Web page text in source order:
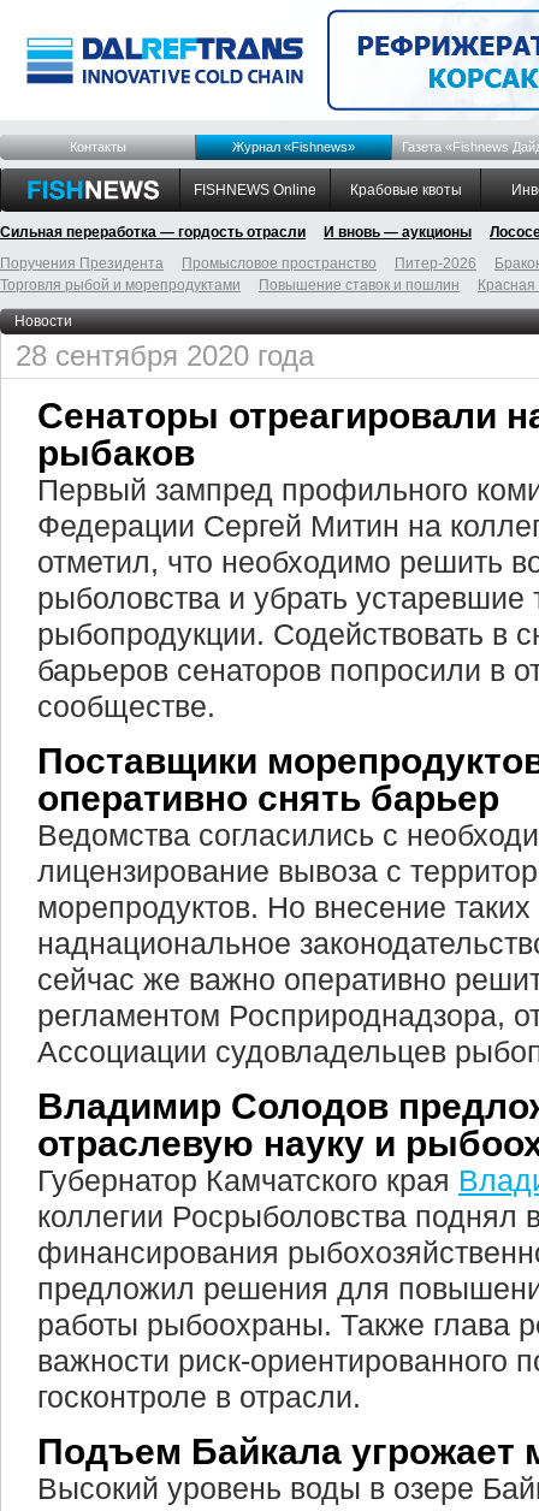
Контакты Журнал «Fishnews» Газета «Fishnews
FISHNEWS Online Крабовые квоты
Сильная переработка — гордость отрасли И вновь — аукционы
Поручения Президента
Промысловое пространство Питер-2026
Торговля рыбой и морепродуктами
Повышение ставок и пошлин
Новости
28 сентября 2020 года
Сенаторы отреагировали
рыбаков
Первый зампред профильного
Федерации Сергей Митин на
отметил, что необходимо решить
рыболовства и убрать устаревшие
рыбопродукции. Содействовать в
барьеров сенаторов попросили в
сообществе.
Поставщики
оперативно снять барьер
Ведомства согласились с
лицензирование вывоза с
морепродуктов. Но внесение
наднациональное
сейчас же важно оперативно
регламентом Росприроднадзора,
Ассоциации судовладельцев
Владимир Солодов
отраслевую науку и
Губернатор Камчатского края
коллегии Росрыболовства поднял
финансирования
предложил решения для
работы рыбоохраны. Также глава
важности риск-ориентированного
госконтроле в отрасли.
Подъем Байкала угрожает
Высокий уровень воды в озере